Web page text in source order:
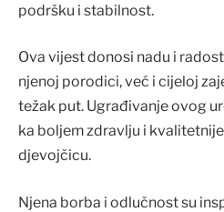
podršku i stabilnost.
Ova vijest donosi nadu i
njenoj porodici, već i cijeloj
težak put. Ugrađivanje ovog
ka boljem zdravlju i
djevojčicu.
Njena borba i odlučnost su